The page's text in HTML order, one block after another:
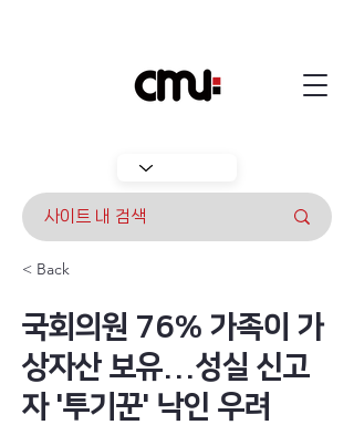
< Back
국회의원 76% 가족이 가
상자산 보유...성실 신고
자 '투기꾼' 낙인 우려